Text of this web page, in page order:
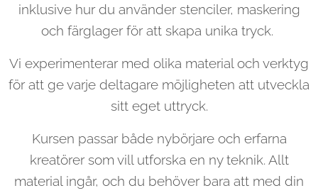
inklusive hur du använder stenciler, maskering
och färglager för att skapa unika tryck.
Vi experimenterar med olika material och verktyg
för att ge varje deltagare möjligheten att utveckla
sitt eget uttryck.
Kursen passar både nybörjare och erfarna
kreatörer som vill utforska en ny teknik. Allt
material ingår, och du behöver bara att med din